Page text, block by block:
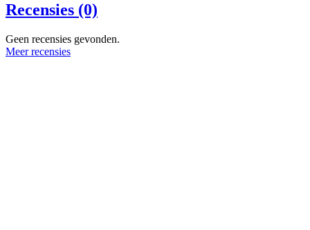
Recensies (0)
Geen recensies gevonden.
Meer recensies